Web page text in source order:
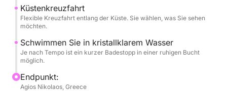
Einblick in das Leben auf dem Wasser. Optional
können Sie auch in Ufernähe angeln.
Dieser Kurztrip ist ideal für Familien mit Kindern,
Paare oder Alleinreisende, die das authentische
Kreta erleben und die Mirabello-Bucht genießen
möchten.
Küstenkreuzfahrt
Flexible Kreuzfahrt entlang der Küste. Sie wählen, was Sie sehen
möchten.
Schwimmen Sie in kristallklarem Wasser
Je nach Tempo ist ein kurzer Badestopp in einer ruhigen Bucht
möglich.
Endpunkt:
Agios Nikolaos, Greece